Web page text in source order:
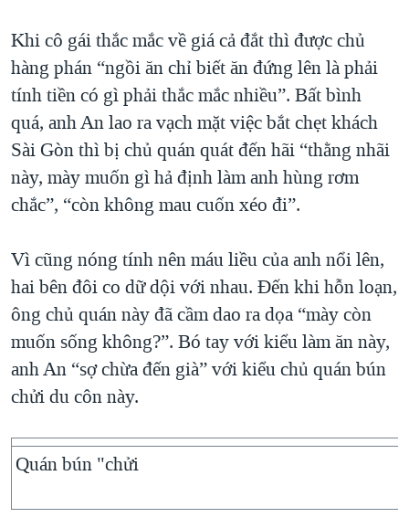
Khi cô gái thắc mắc về giá cả đắt thì được chủ
hàng phán “ngồi ăn chỉ biết ăn đứng lên là phải
tính tiền có gì phải thắc mắc nhiều”. Bất bình
quá, anh An lao ra vạch mặt việc bắt chẹt khách
Sài Gòn thì bị chủ quán quát đến hãi “thằng nhãi
này, mày muốn gì hả định làm anh hùng rơm
chắc”, “còn không mau cuốn xéo đi”.
Vì cũng nóng tính nên máu liều của anh nổi lên,
hai bên đôi co dữ dội với nhau. Đến khi hỗn loạn,
ông chủ quán này đã cầm dao ra dọa “mày còn
muốn sống không?”. Bó tay với kiểu làm ăn này,
anh An “sợ chừa đến già” với kiểu chủ quán bún
chửi du côn này.
Quán bún "chửi